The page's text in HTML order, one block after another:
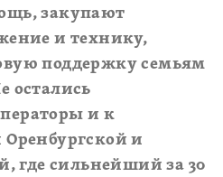
закупают
и технику,
поддержку семьям
остались
и к
и
где сильнейший за 30